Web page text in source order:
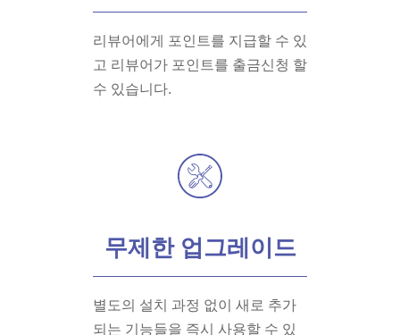
리뷰어에게 포인트를 지급할 수 있
고 리뷰어가 포인트를 출금신청 할
수 있습니다.
무제한 업그레이드
별도의 설치 과정 없이 새로 추가
되는 기능들을 즉시 사용할 수 있